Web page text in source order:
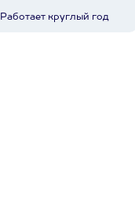
Работает круглый год